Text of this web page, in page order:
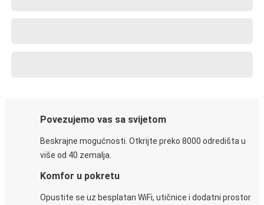
Povezujemo vas sa svijetom
Beskrajne mogućnosti. Otkrijte preko 8000 odredišta u
više od 40 zemalja.
Komfor u pokretu
Opustite se uz besplatan WiFi, utičnice i dodatni prostor